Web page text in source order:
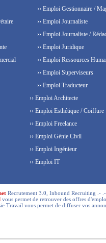
›› Emploi Gestionnaire /
›› Emploi Journaliste
›› Emploi Journaliste /
›› Emploi Juridique
›› Emploi Ressources
›› Emploi Superviseurs
›› Emploi Traducteur
›› Emploi Architecte
›› Emploi Esthétique / Coiffure
›› Emploi Freelance
›› Emploi Génie Civil
›› Emploi Ingénieur
›› Emploi IT
Recrutement 3.0, Inbound Recruiting .-
vous permet de retrouver des offres
Travail vous permet de diffuser vos